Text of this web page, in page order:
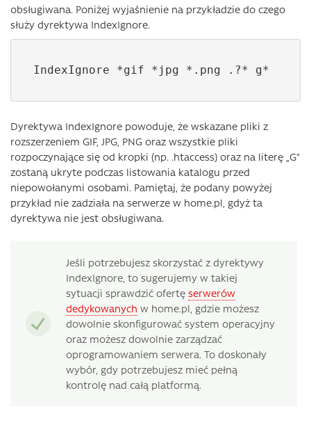
obsługiwana. Poniżej wyjaśnienie na przykładzie do czego
służy dyrektywa IndexIgnore.
IndexIgnore *gif *jpg *.png .?* g*
Dyrektywa IndexIgnore powoduje, że wskazane pliki z
rozszerzeniem GIF, JPG, PNG oraz wszystkie pliki
rozpoczynające się od kropki (np. .htaccess) oraz na literę „G”
zostaną ukryte podczas listowania katalogu przed
niepowołanymi osobami. Pamiętaj, że podany powyżej
przykład nie zadziała na serwerze w home.pl, gdyż ta
dyrektywa nie jest obsługiwana.
Jeśli potrzebujesz skorzystać z dyrektywy
IndexIgnore, to sugerujemy w takiej
sytuacji sprawdzić ofertę serwerów
dedykowanych w home.pl, gdzie możesz
dowolnie skonfigurować system operacyjny
oraz możesz dowolnie zarządzać
oprogramowaniem serwera. To doskonały
wybór, gdy potrzebujesz mieć pełną
kontrolę nad całą platformą.